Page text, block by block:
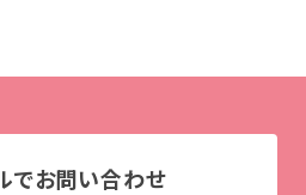
でお問い合わせ